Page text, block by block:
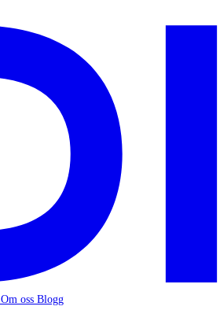
Om oss Blogg